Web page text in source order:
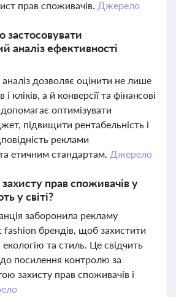
прав споживачів. Джерело
аналіз ефективності
аналіз дозволяє оцінити не лише
і кліків, а й конверсії та фінансові
оптимізувати
підвищити рентабельність і
реклами
етичним стандартам. Джерело
прав споживачів у
у світі?
заборонила рекламу
fashion брендів, щоб захистити
екологію та стиль. Це свідчить
посилення контролю за
захисту прав споживачів і